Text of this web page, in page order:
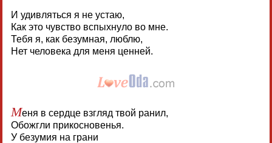
И удивляться я не устаю,
Как это чувство вспыхнуло во мне.
Тебя я, как безумная, люблю,
Нет человека для меня ценней.
Меня в сердце взгляд твой ранил,
Обожгли прикосновенья.
У безумия на грани